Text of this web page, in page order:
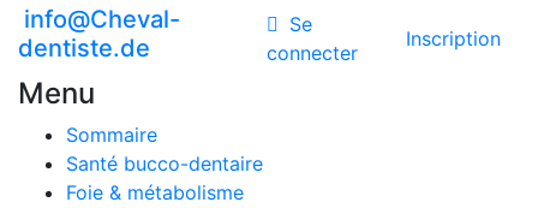
info@Cheval-
dentiste.de
Se
connecter
Inscription
Menu
Sommaire
Santé bucco-dentaire
Foie & métabolisme